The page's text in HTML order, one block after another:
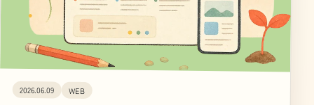
2026.06.09 WEB